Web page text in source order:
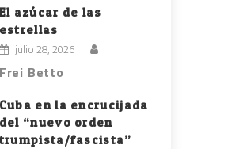
El azúcar de las
estrellas
julio 28, 2026
Frei Betto
Cuba en la encrucijada
del “nuevo orden
trumpista/fascista”